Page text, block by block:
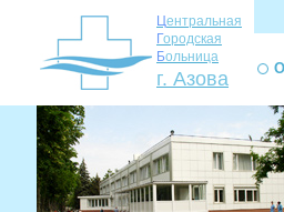
Центральная
Городская
Больница
г. Азова